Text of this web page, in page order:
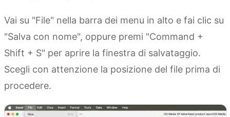
Vai su "File" nella barra dei menu in alto e fai clic su
"Salva con nome", oppure premi "Command +
Shift + S" per aprire la finestra di salvataggio.
Scegli con attenzione la posizione del file prima di
procedere.